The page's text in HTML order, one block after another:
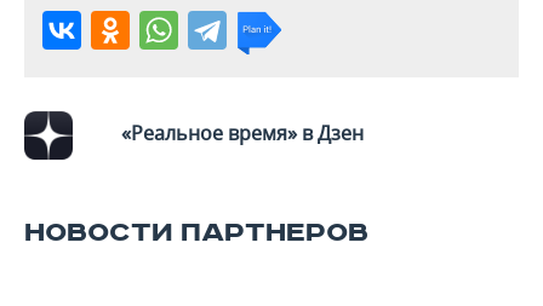
«Реальное время» в Дзен
НОВОСТИ ПАРТНЕРОВ